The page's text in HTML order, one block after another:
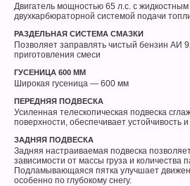
Двигатель мощностью 65 л.с. с
двухкарбюраторной системой подачи
РАЗДЕЛЬНАЯ СИСТЕМА СМАЗКИ
Позволяет заправлять чистый бензин АИ
приготовления смеси
ГУСЕНИЦА 600 ММ
Широкая гусеница — 600 мм
ПЕРЕДНЯЯ ПОДВЕСКА
Усиленная телескопическая подвеска
поверхности, обеспечивает устойчивость
ЗАДНЯЯ ПОДВЕСКА
Задняя настраиваемая подвеска
зависимости от массы груза и количества
Подламывающаяся пятка улучшает
особенно по глубокому снегу.